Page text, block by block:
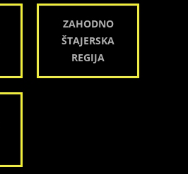
ZAHODNO
ŠTAJERSKA
REGIJA